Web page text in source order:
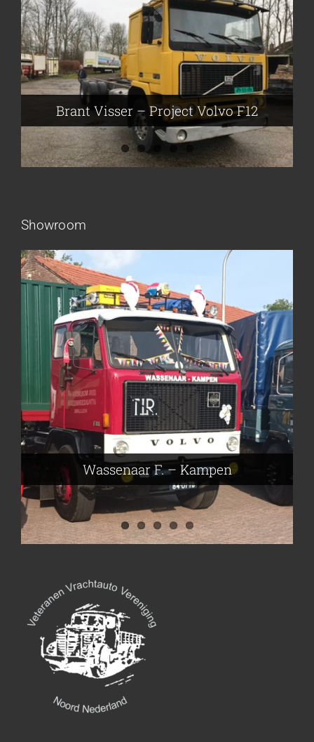
Brant Visser – Project Volvo F12
Flikkema – Spijk
Brant Visser – Project Volvo F88
Auke van der Kooi – Projekt Scania
John Moesker – Project Bedford
Showroom
Wassenaar F. – Kampen
Nijmeier Erwin – Smilde
Frieling Koos – Klazienaveen
Hartog den Richard – Borculo
Leeuwen van Joop – Leek